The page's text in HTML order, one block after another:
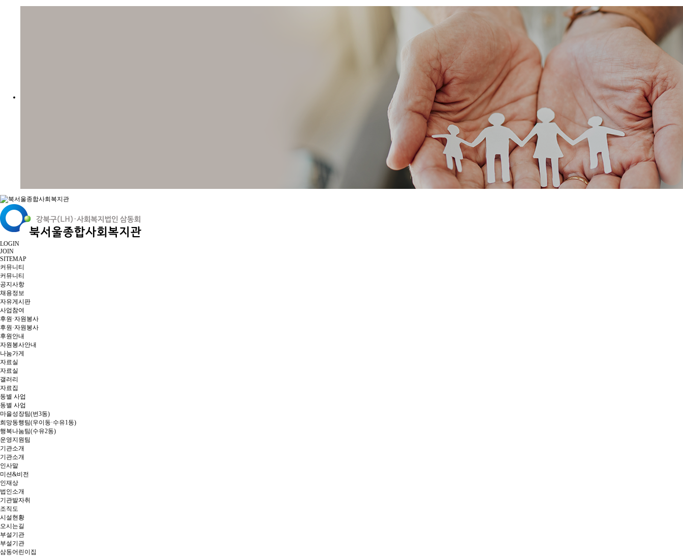
LOGIN
JOIN
SITEMAP
커뮤니티
커뮤니티
공지사항
채용정보
자유게시판
사업참여
후원·자원봉사
후원·자원봉사
후원안내
자원봉사안내
나눔가게
자료실
자료실
갤러리
자료집
동별 사업
동별 사업
마을성장팀(번3동)
희망동행팀(우이동·수유1동)
행복나눔팀(수유2동)
운영지원팀
기관소개
기관소개
인사말
미션&비전
인재상
법인소개
기관발자취
조직도
시설현황
오시는길
부설기관
부설기관
삼동어린이집